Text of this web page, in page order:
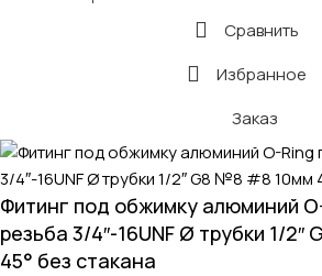
Сравнить
Избранное
Заказ
Фитинг под обжимку алюминий
резьба 3/4″-16UNF Ø трубки 1/
45° без стакана